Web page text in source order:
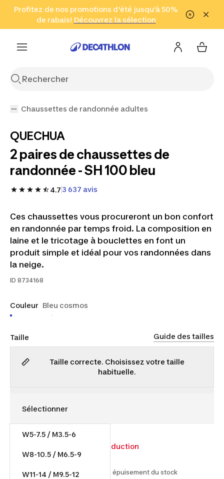
Aller à la recherche Aller au contenu Aller au pied de
Profitez de nos promotions d'été jusqu'à 50%
de rabais! Découvrez la sélection
Cliquez ici
en seulement 2 h!
(Zones sélectionnées)
Chaussettes de randonnée adultes
QUECHUA
2 paires de chaussettes de
randonnée - SH 100 bleu
4.7 3 637 avis
Ces chaussettes vous procureront un bon confort
en randonnée par temps froid. La composition en
laine et le tricotage à bouclettes en font un
produit simple et idéal pour vos randonnées dans
la neige.
ID 8734168
Couleur Bleu cosmos
Taille Guide des tailles
Taille correcte. Choisissez votre taille
habituelle.
W5-7.5 / M3.5-6
W8-10.5 / M6.5-9
W11-14 / M9.5-12
27% de réduction
6,83 $/unité
À partir du 2025-01-22 et jusqu'à épuisement du stock